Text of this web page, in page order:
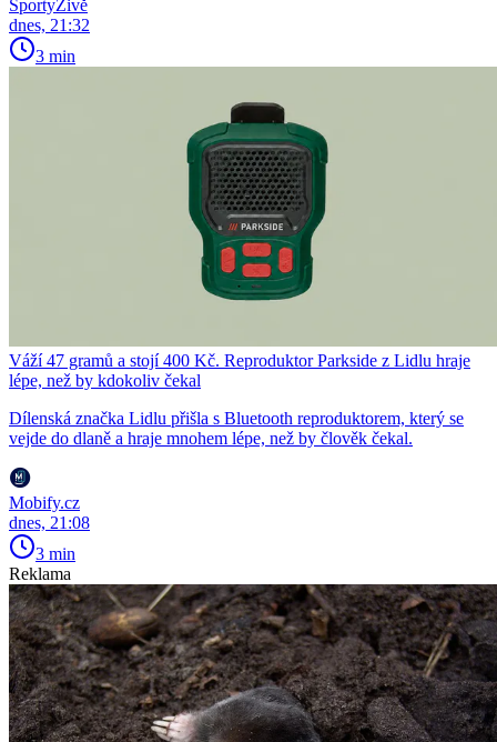
SportyŽivě
dnes, 21:32
3 min
Váží 47 gramů a stojí 400 Kč. Reproduktor Parkside z Lidlu hraje
lépe, než by kdokoliv čekal
Dílenská značka Lidlu přišla s Bluetooth reproduktorem, který se
vejde do dlaně a hraje mnohem lépe, než by člověk čekal.
Mobify.cz
dnes, 21:08
3 min
Reklama